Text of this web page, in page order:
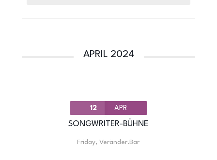
APRIL 2024
12 APR
SONGWRITER-BÜHNE
Friday, Veränder.Bar